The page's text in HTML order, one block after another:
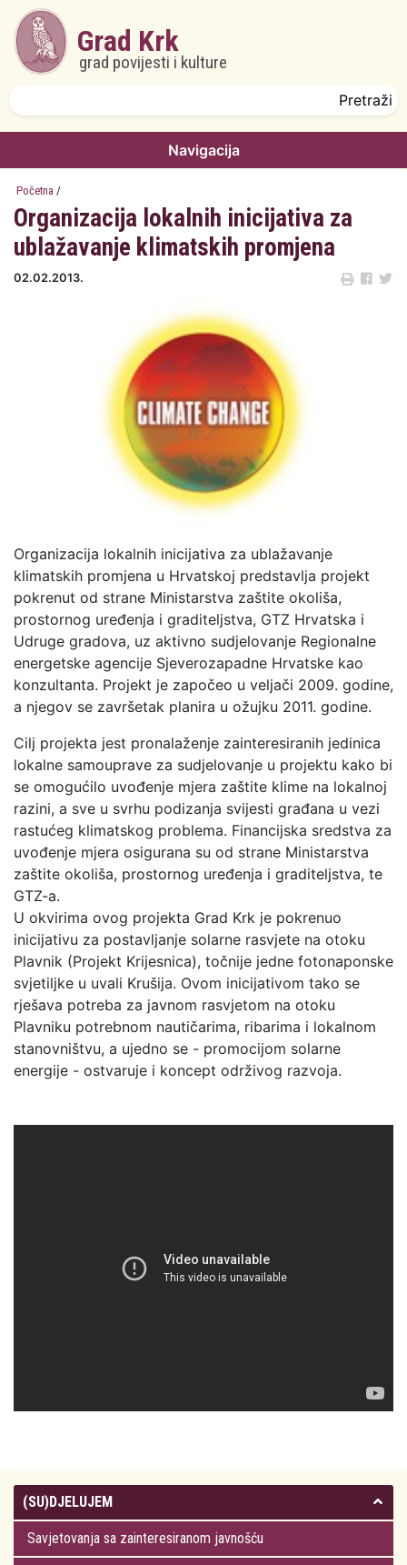
Skoči na glavni sadržaj
Grad Krk
grad povijesti i kulture
Navigacija
Početna /
Organizacija lokalnih inicijativa za
ublažavanje klimatskih promjena
02.02.2013.
Organizacija lokalnih inicijativa za ublažavanje
klimatskih promjena u Hrvatskoj predstavlja projekt
pokrenut od strane Ministarstva zaštite okoliša,
prostornog uređenja i graditeljstva, GTZ Hrvatska i
Udruge gradova, uz aktivno sudjelovanje Regionalne
energetske agencije Sjeverozapadne Hrvatske kao
konzultanta. Projekt je započeo u veljači 2009. godine,
a njegov se završetak planira u ožujku 2011. godine.
Cilj projekta jest pronalaženje zainteresiranih jedinica
lokalne samouprave za sudjelovanje u projektu kako bi
se omogućilo uvođenje mjera zaštite klime na lokalnoj
razini, a sve u svrhu podizanja svijesti građana u vezi
rastućeg klimatskog problema. Financijska sredstva za
uvođenje mjera osigurana su od strane Ministarstva
zaštite okoliša, prostornog uređenja i graditeljstva, te
GTZ-a.
U okvirima ovog projekta Grad Krk je pokrenuo
inicijativu za postavljanje solarne rasvjete na otoku
Plavnik (Projekt Krijesnica), točnije jedne fotonaponske
svjetiljke u uvali Krušija. Ovom inicijativom tako se
rješava potreba za javnom rasvjetom na otoku
Plavniku potrebnom nautičarima, ribarima i lokalnom
stanovništvu, a ujedno se - promocijom solarne
energije - ostvaruje i koncept održivog razvoja.
(SU)DJELUJEM
Savjetovanja sa zainteresiranom javnošću